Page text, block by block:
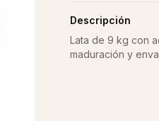
Descripción
Lata de 9 kg con
maduración y